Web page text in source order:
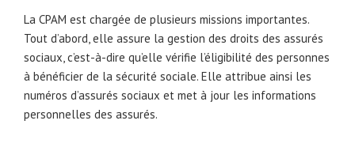
La CPAM est chargée de plusieurs missions importantes.
Tout d’abord, elle assure la gestion des droits des assurés
sociaux, c’est-à-dire qu’elle vérifie l’éligibilité des personnes
à bénéficier de la sécurité sociale. Elle attribue ainsi les
numéros d’assurés sociaux et met à jour les informations
personnelles des assurés.